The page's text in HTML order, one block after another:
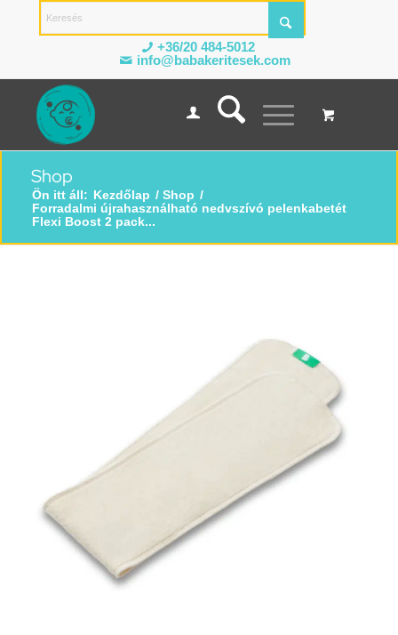
+36/20 484-5012
info@babakeritesek.com
Shop
Ön itt áll: Kezdőlap / Shop /
Forradalmi újrahasználható nedvszívó pelenkabetét
Flexi Boost 2 pack...